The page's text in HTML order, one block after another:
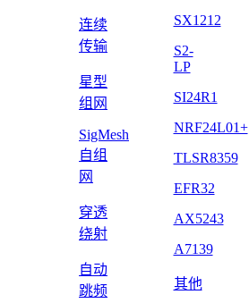
连续
传输
星型
组网
SigMesh
自组
网
穿透
绕射
自动
跳频
SX1212
S2-
LP
SI24R1
NRF24L01+
TLSR8359
EFR32
AX5243
A7139
其他